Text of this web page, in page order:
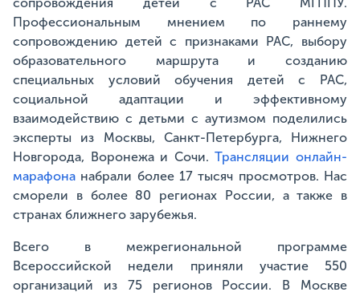
Профессиональным мнением по раннему
сопровождению детей с признаками РАС, выбору
образовательного маршрута и созданию
специальных условий обучения детей с РАС,
социальной адаптации и эффективному
взаимодействию с детьми с аутизмом поделились
эксперты из Москвы, Санкт-Петербурга, Нижнего
Новгорода, Воронежа и Сочи.Трансляции онлайн-
марафона набрали более 17 тысяч просмотров. Нас
сморели в более 80 регионах России, а также в
странах ближнего зарубежья.
Всего в межрегиональной программе
Всероссийской недели приняли участие 550
организаций из 75 регионов России. В Москве